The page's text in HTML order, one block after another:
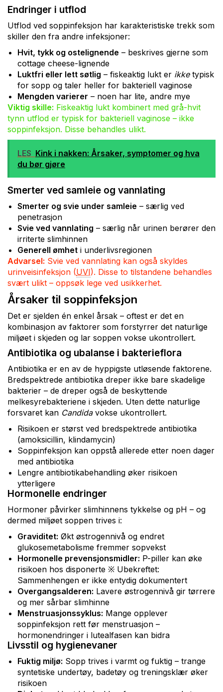
Endringer i utflod
Utflod ved soppinfeksjon har karakteristiske trekk som
skiller den fra andre infeksjoner:
Hvit, tykk og ostelignende – beskrives gjerne som
cottage cheese-lignende
Luktfri eller lett søtlig – fiskeaktig lukt er ikketypisk
for sopp og taler heller for bakteriell vaginose
Mengden varierer – noen har lite, andre mye
Viktig skille: Fiskeaktig lukt kombinert med grå-hvit
tynn utflod er typisk for bakteriell vaginose – ikke
soppinfeksjon. Disse behandles ulikt.
LES Kink i nakken: Årsaker, symptomer og hva
du bør gjøre
Smerter ved samleie og vannlating
Smerter og svie under samleie – særlig ved
penetrasjon
Svie ved vannlating – særlig når urinen berører den
irriterte slimhinnen
Generell ømhet i underlivsregionen
Advarsel: Svie ved vannlating kan også skyldes
urinveisinfeksjon (UVI). Disse to tilstandene behandles
svært ulikt – oppsøk lege ved usikkerhet.
Årsaker til soppinfeksjon
Det er sjelden én enkel årsak – oftest er det en
kombinasjon av faktorer som forstyrrer det naturlige
miljøet i skjeden og lar soppen vokse ukontrollert.
Antibiotika og ubalanse i bakterieflora
Antibiotika er en av de hyppigste utløsende faktorene.
Bredspektrede antibiotika dreper ikke bare skadelige
bakterier – de dreper også de beskyttende
melkesyrebakteriene i skjeden. Uten dette naturlige
forsvaret kan Candidavokse ukontrollert.
Risikoen er størst ved bredspektrede antibiotika
(amoksicillin, klindamycin)
Soppinfeksjon kan oppstå allerede etter noen dager
med antibiotika
Lengre antibiotikabehandling øker risikoen
ytterligere
Hormonelle endringer
Hormoner påvirker slimhinnens tykkelse og pH – og
dermed miljøet soppen trives i:
Graviditet: Økt østrogennivå og endret
glukosemetabolisme fremmer sopvekst
Hormonelle prevensjonsmidler: P-piller kan øke
risikoen hos disponerte ※ Ubekreftet:
Sammenhengen er ikke entydig dokumentert
Overgangsalderen: Lavere østrogennivå gir tørrere
og mer sårbar slimhinne
Menstruasjonssyklus: Mange opplever
soppinfeksjon rett før menstruasjon –
hormonendringer i lutealfasen kan bidra
Livsstil og hygienevaner
Fuktig miljø: Sopp trives i varmt og fuktig – trange
syntetiske undertøy, badetøy og treningsklær øker
risikoen